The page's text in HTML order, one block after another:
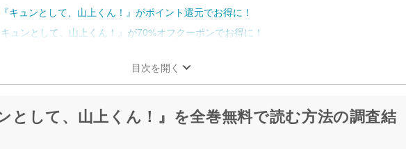
キュンとして、山上くん！』がポイント還元でお得に！
ュンとして、山上くん！』が70%オフクーポンでお得に！
目次を開く
として、山上くん！』を全巻無料で読む方法の調査結